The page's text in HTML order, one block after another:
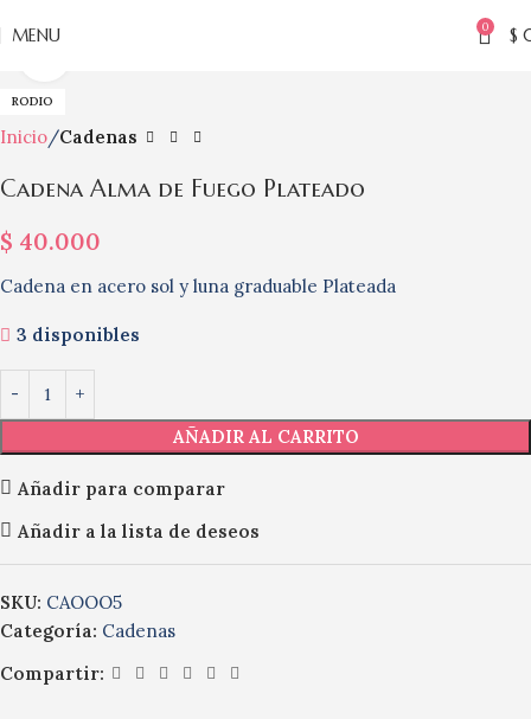
MENU 0 $
RODIO
Inicio Cadenas
Cadena Alma de Fuego Plateado
$ 40.000
Cadena en acero sol y luna graduable Plateada
3 disponibles
AÑADIR AL CARRITO
Añadir para comparar
Añadir a la lista de deseos
SKU: CAOOO5
Categoría: Cadenas
Compartir: